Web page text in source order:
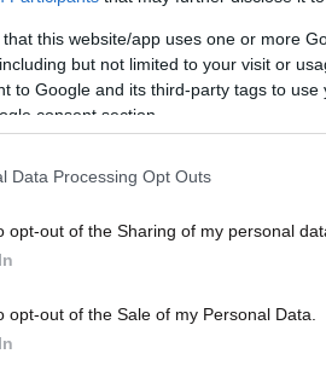
that this website/app uses one or more
but not limited to your visit or
to Google and its third-party tags to
consent section.
Data Processing Opt Outs
opt-out of the Sharing of my personal
opt-out of the Sale of my Personal Data.
του προέδρου της ΓΣΕΕ
η παράταση της Συλλογικής
να επανέλθει το πλαίσιο
η καθολικότητα και η